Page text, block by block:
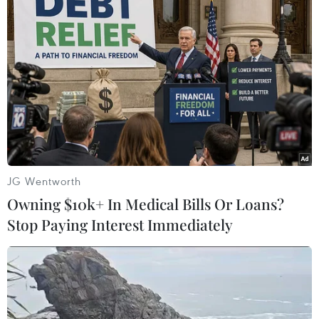
bánh pizza nhiễm khuẩn
Theo thông cáo ngày 5/7 của
công ty, chi nhánh của Nestlé tại
Pháp cùng với bộ phận quản lý
nhà máy ở miền Bắc nước Pháp
sản xuất bánh pizza thương hiệu
Buitoni đã bị truy tố trong tuần
này.
(TTXVN/Vietnam+)
JG Wentworth
Owning $10k+ In Medical Bills Or Loans?
Stop Paying Interest Immediately